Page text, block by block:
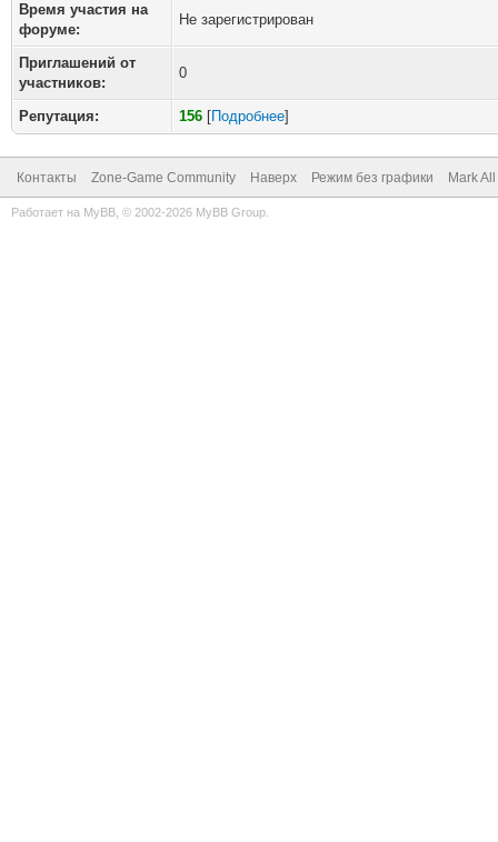
Время участия на
форуме:
Не зарегистрирован
Приглашений от
участников:
0
Репутация: 156 [Подробнее]
Контакты Zone-Game Community Наверх Режим без графики Mark
Работает на MyBB , © 2002-2026 MyBB Group